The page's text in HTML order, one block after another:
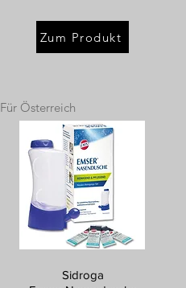
Zum Produkt
Für Österreich
Sidroga